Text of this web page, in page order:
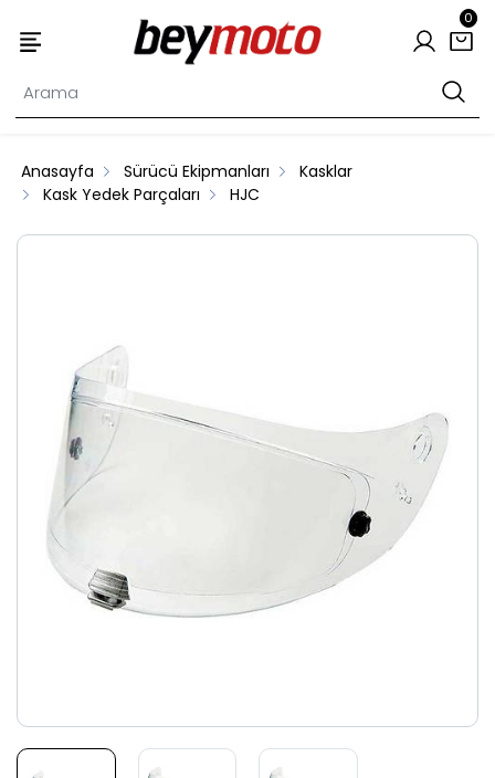
0
Anasayfa Sürücü Ekipmanları
Kasklar
Kask Yedek Parçaları
HJC